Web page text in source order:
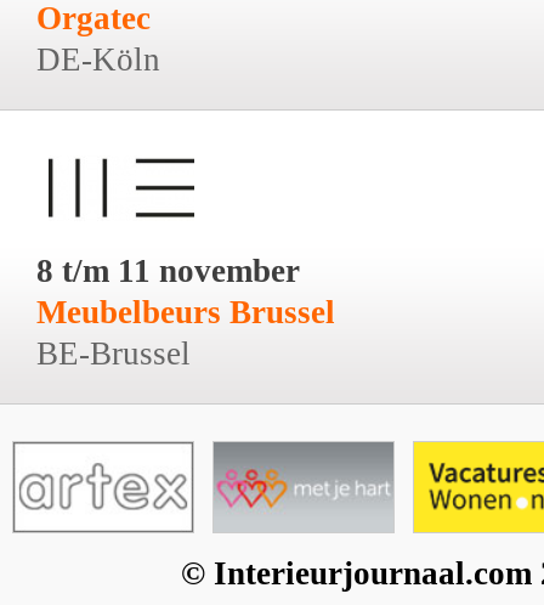
Orgatec
DE-Köln
8 t/m 11 november
Meubelbeurs Brussel
BE-Brussel
© Interieurjournaal.com